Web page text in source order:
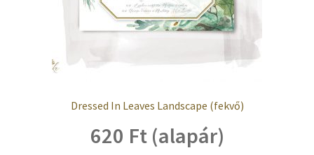
Dressed In Leaves Landscape (fekvő)
620 Ft (alapár)